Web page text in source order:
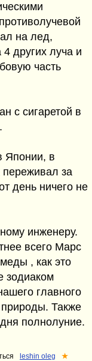
на лед,
других луча и
часть
с сигаретой в
Японии, в
переживал за
день ничего не
инженеру.
всего Марс
, как это
зодиаком
главного
Также
полнолуние.
leshin oleg ★